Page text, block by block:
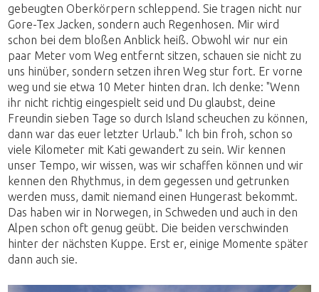
gebeugten Oberkörpern schleppend. Sie tragen nicht nur
Gore-Tex Jacken, sondern auch Regenhosen. Mir wird
schon bei dem bloßen Anblick heiß. Obwohl wir nur ein
paar Meter vom Weg entfernt sitzen, schauen sie nicht zu
uns hinüber, sondern setzen ihren Weg stur fort. Er vorne
weg und sie etwa 10 Meter hinten dran. Ich denke: "Wenn
ihr nicht richtig eingespielt seid und Du glaubst, deine
Freundin sieben Tage so durch Island scheuchen zu können,
dann war das euer letzter Urlaub." Ich bin froh, schon so
viele Kilometer mit Kati gewandert zu sein. Wir kennen
unser Tempo, wir wissen, was wir schaffen können und wir
kennen den Rhythmus, in dem gegessen und getrunken
werden muss, damit niemand einen Hungerast bekommt.
Das haben wir in Norwegen, in Schweden und auch in den
Alpen schon oft genug geübt. Die beiden verschwinden
hinter der nächsten Kuppe. Erst er, einige Momente später
dann auch sie.